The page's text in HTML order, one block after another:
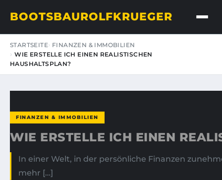
BOOTSBAUROLFKRUEGER
STARTSEITE FINANZEN & IMMOBILIEN
WIE ERSTELLE ICH EINEN REALISTISCHEN
HAUSHALTSPLAN?
FINANZEN & IMMOBILIEN
WIE ERSTELLE ICH EINEN
In einer Welt, in der persönliche Finanzen
mehr […]